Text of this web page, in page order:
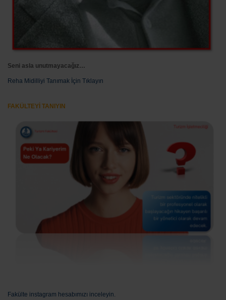
Seni asla unutmayacağız…
Reha Midilliyi Tanımak İçin Tıklayın
FAKÜLTEYİ TANIYIN
Fakülte instagram hesabımızı inceleyin.